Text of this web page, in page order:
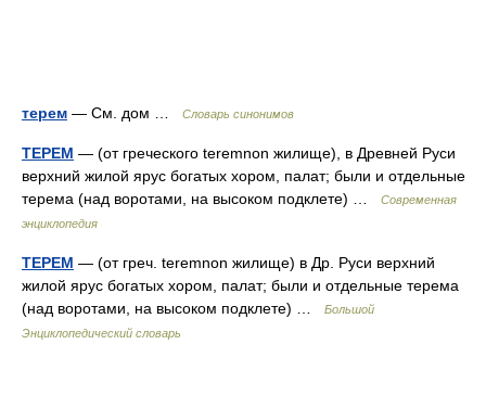
терем — См. дом … Словарь синонимов
ТЕРЕМ — (от греческого teremnon жилище), в Древней Руси
верхний жилой ярус богатых хором, палат; были и отдельные
терема (над воротами, на высоком подклете) …
Современная
энциклопедия
ТЕРЕМ — (от греч. teremnon жилище) в Др. Руси верхний
жилой ярус богатых хором, палат; были и отдельные терема
(над воротами, на высоком подклете) …
Большой
Энциклопедический словарь